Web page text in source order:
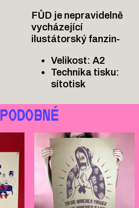
FŮD je nepravidelně
vycházející
ilustátorský fanzin-
Velikost: A2
Technika tisku:
sítotisk
PODOBNÉ